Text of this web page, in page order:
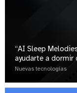
“AI Sleep
ayudarte a dormir
Nuevas tecnologías